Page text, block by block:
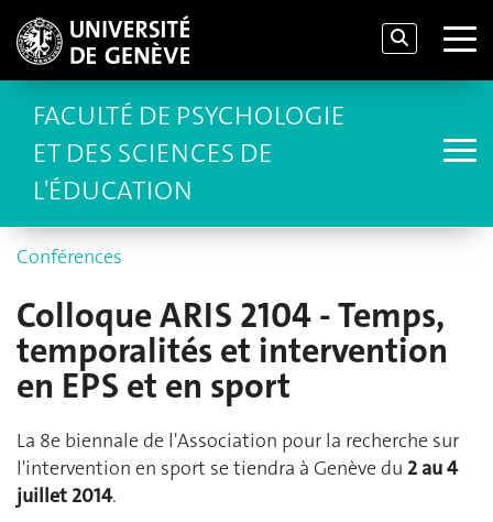
FACULTÉ DE PSYCHOLOGIE
ET DES SCIENCES DE
L'ÉDUCATION
Conférences
Colloque ARIS 2104 - Temps,
temporalités et intervention
en EPS et en sport
La 8e biennale de l'Association pour la recherche sur
l'intervention en sport se tiendra à Genève du 2 au 4
juillet 2014.